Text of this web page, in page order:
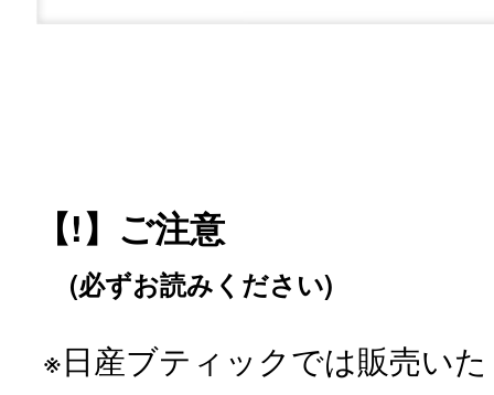
【!】ご注意
(必ずお読みください)
※日産ブティックでは販売い